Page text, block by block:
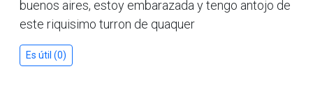
buenos aires, estoy embarazada y tengo antojo de
este riquisimo turron de quaquer
Es útil (0)